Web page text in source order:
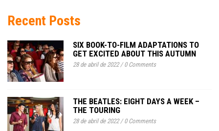
Recent Posts
SIX BOOK-TO-FILM ADAPTATIONS TO
GET EXCITED ABOUT THIS AUTUMN
28 de abril de 2022/0 Comments
THE BEATLES: EIGHT DAYS A WEEK –
THE TOURING
28 de abril de 2022/0 Comments